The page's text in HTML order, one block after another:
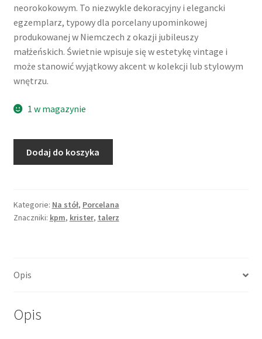
neorokokowym. To niezwykle dekoracyjny i elegancki
egzemplarz, typowy dla porcelany upominkowej
produkowanej w Niemczech z okazji jubileuszy
małżeńskich. Świetnie wpisuje się w estetykę vintage i
może stanowić wyjątkowy akcent w kolekcji lub stylowym
wnętrzu.
1 w magazynie
25-
lecie
porcelana,
Niemcy
Dodaj do koszyka
Kategorie: Na stół, Porcelana
Znaczniki: kpm, krister, talerz
Opis
Opis